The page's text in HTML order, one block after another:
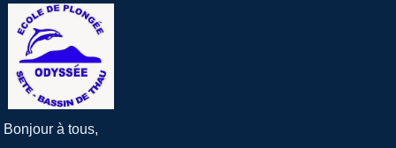
Bonjour à tous,